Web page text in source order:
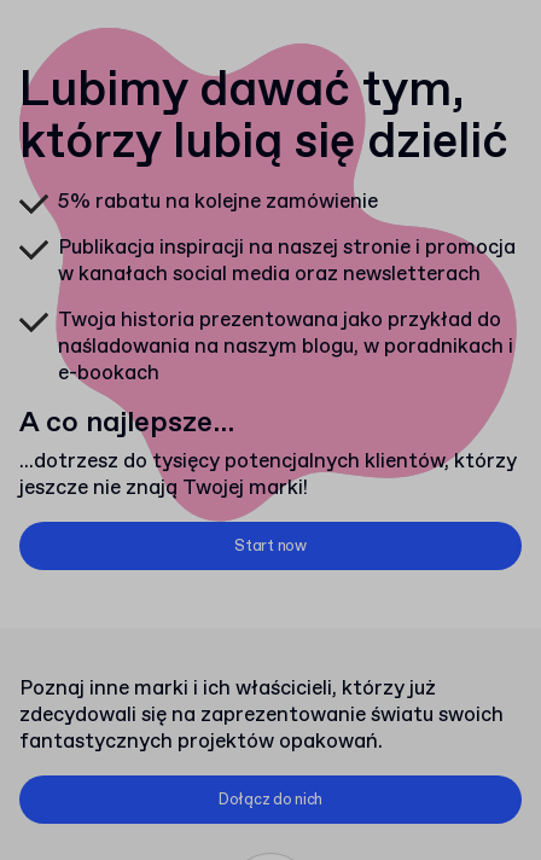
Lubimy dawać tym,
którzy lubią się dzielić
5% rabatu na kolejne zamówienie
Publikacja inspiracji na naszej stronie i promocja
w kanałach social media oraz newsletterach
Twoja historia prezentowana jako przykład do
naśladowania na naszym blogu, w poradnikach i
e-bookach
A co najlepsze...
...dotrzesz do tysięcy potencjalnych klientów, którzy
jeszcze nie znają Twojej marki!
Start now
Poznaj inne marki i ich właścicieli, którzy już
zdecydowali się na zaprezentowanie światu swoich
fantastycznych projektów opakowań.
Dołącz do nich